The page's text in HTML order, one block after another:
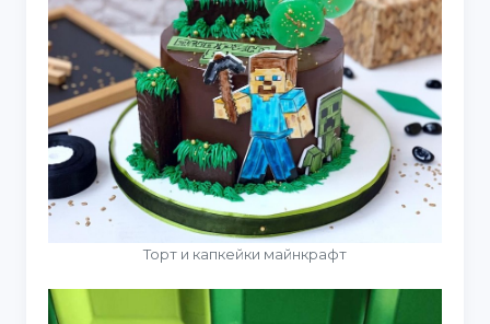
Торт и капкейки майнкрафт